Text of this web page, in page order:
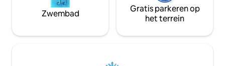
Zwembad
Gratis parkeren op
het terrein